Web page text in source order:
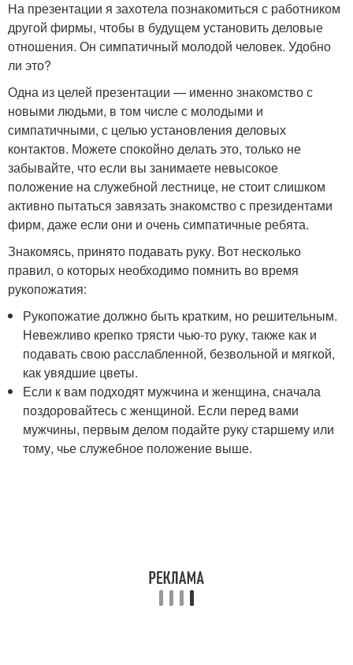
На презентации я захотела познакомиться с работником
другой фирмы, чтобы в будущем установить деловые
отношения. Он симпатичный молодой человек. Удобно
ли это?
Одна из целей презентации — именно знакомство с
новыми людьми, в том числе с молодыми и
симпатичными, с целью установления деловых
контактов. Можете спокойно делать это, только не
забывайте, что если вы занимаете невысокое
положение на служебной лестнице, не стоит слишком
активно пытаться завязать знакомство с президентами
фирм, даже если они и очень симпатичные ребята.
Знакомясь, принято подавать руку. Вот несколько
правил, о которых необходимо помнить во время
рукопожатия:
Рукопожатие должно быть кратким, но решительным.
Невежливо крепко трясти чью-то руку, также как и
подавать свою расслабленной, безвольной и мягкой,
как увядшие цветы.
Если к вам подходят мужчина и женщина, сначала
поздоровайтесь с женщиной. Если перед вами
мужчины, первым делом подайте руку старшему или
тому, чье служебное положение выше.